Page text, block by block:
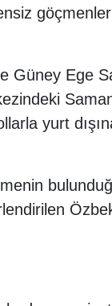
Güney Ege
yurt